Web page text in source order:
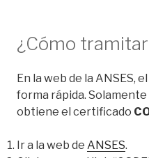
¿Cómo
En la web de la ANSES,
forma rápida.
obtiene el certificado
Ir a la web de ANSES.